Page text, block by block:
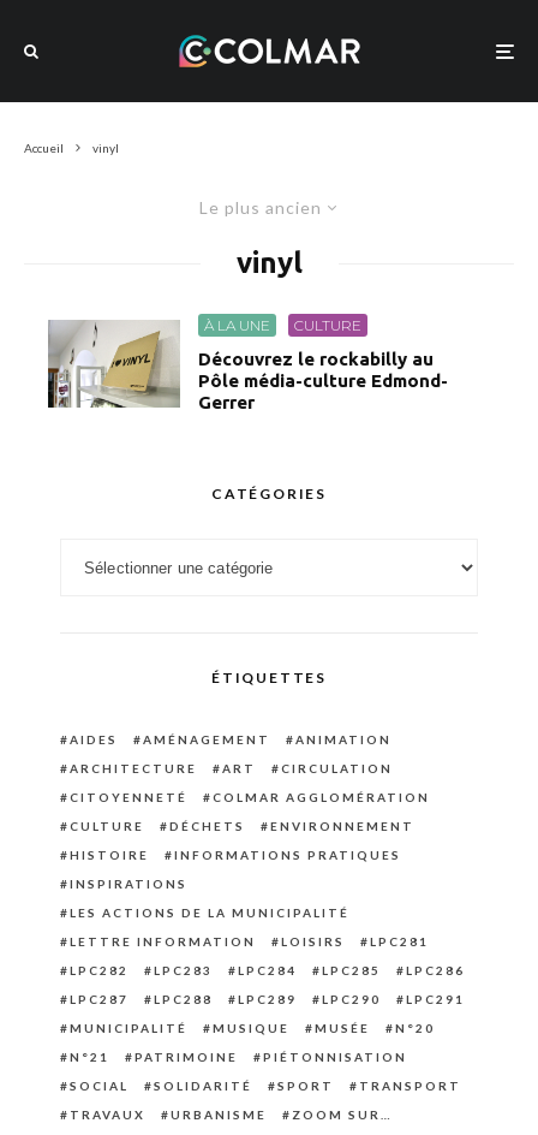
Accueil vinyl
Le plus ancien
vinyl
À LA UNE CULTURE
Découvrez le rockabilly au
Pôle média-culture Edmond-
Gerrer
CATÉGORIES
ÉTIQUETTES
AIDES AMÉNAGEMENT
ANIMATION
ARCHITECTURE
ART
CIRCULATION
CITOYENNETÉ
COLMAR AGGLOMÉRATION
CULTURE
DÉCHETS
ENVIRONNEMENT
HISTOIRE
INFORMATIONS PRATIQUES
INSPIRATIONS
LES ACTIONS DE LA MUNICIPALITÉ
LETTRE INFORMATION
LOISIRS
LPC281
LPC282
LPC283 LPC284 LPC285
LPC286
LPC287
LPC288 LPC289 LPC290
LPC291
MUNICIPALITÉ
MUSIQUE MUSÉE
N°20
N°21
PATRIMOINE
PIÉTONNISATION
SOCIAL
SOLIDARITÉ SPORT
TRANSPORT
TRAVAUX
URBANISME
ZOOM SUR…